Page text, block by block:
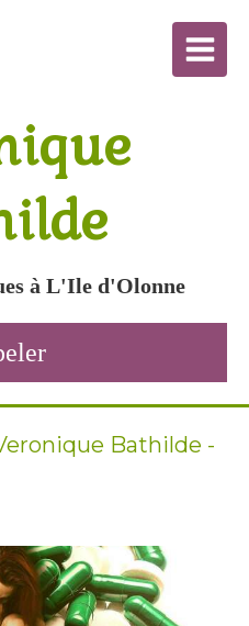
à L'Ile d'Olonne
Bathilde -